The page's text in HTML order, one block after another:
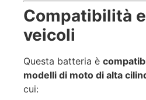
Compatibilità
veicoli
Questa batteria è
modelli di moto di alta
cui: